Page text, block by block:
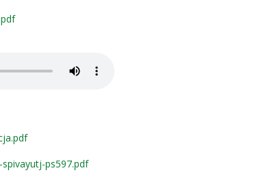
SK.pdf
SK.mp3
SK.7z
pisnyu-spivayutj-ps597.pdf
ps597.pdf